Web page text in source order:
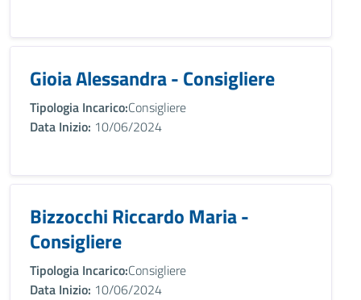
Gioia Alessandra - Consigliere
Tipologia Incarico:Consigliere
Data Inizio: 10/06/2024
Bizzocchi Riccardo Maria -
Consigliere
Tipologia Incarico:Consigliere
Data Inizio: 10/06/2024